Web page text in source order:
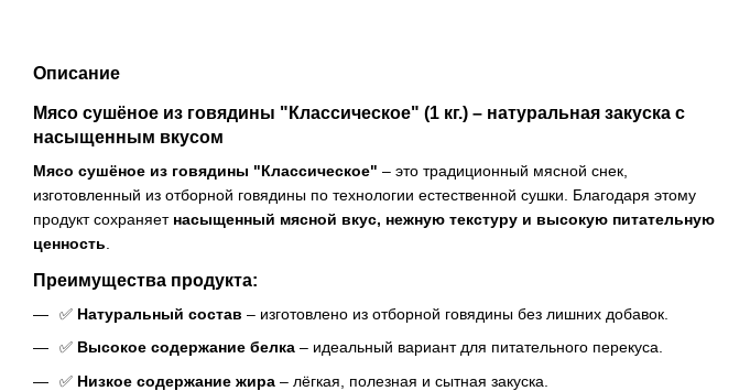
Описание
Мясо сушёное из говядины "Классическое" (1 кг.) – натуральная закуска с
насыщенным вкусом
Мясо сушёное из говядины "Классическое" – это традиционный мясной снек,
изготовленный из отборной говядины по технологии естественной сушки. Благодаря этому
продукт сохраняет насыщенный мясной вкус, нежную текстуру и высокую питательную
ценность
Преимущества продукта:
✅ Натуральный состав – изготовлено из отборной говядины без лишних добавок.
✅ Высокое содержание белка – идеальный вариант для питательного перекуса.
✅ Низкое содержание жира – лёгкая, полезная и сытная закуска.